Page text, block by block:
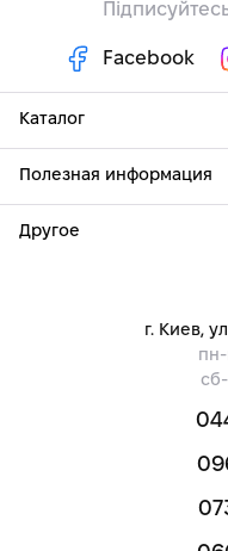
Facebook
Каталог
Полезная информация
Другое
г. Киев,